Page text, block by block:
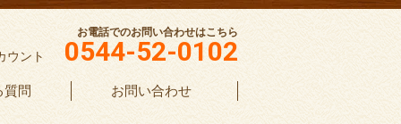
お電話でのお問い合わせはこちら
0544-52-0102
ウント
質問 お問い合わせ